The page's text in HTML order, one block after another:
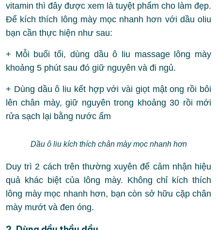
vitamin thì đây được xem là tuyệt phẩm cho làm đẹp.
Để kích thích lông mày mọc nhanh hơn với dầu oliu
bạn cần thực hiện như sau:
+ Mỗi buổi tối, dùng dầu ô liu massage lông mày
khoảng 5 phút sau đó giữ nguyên và đi ngủ.
+ Dùng dầu ô liu kết hợp với vài giọt mật ong rồi bôi
lên chân mày, giữ nguyên trong khoảng 30 rồi mới
rửa sạch lại bằng nước ấm
Dầu ô liu kích thích chân mày mọc nhanh hơn
Duy trì 2 cách trên thường xuyên để cảm nhận hiệu
quả khác biệt của lông mày. Không chỉ kích thích
lông mày mọc nhanh hơn, bạn còn sở hữu cặp chân
mày mướt và đen óng.